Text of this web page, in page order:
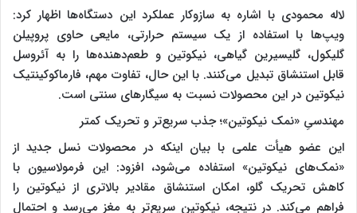
لاله محمودی با اشاره به سازوکار عملکرد این دستگاه‌ها اظهار کرد:
ویپ‌ها با استفاده از یک سیستم حرارتی، مایعی حاوی پروپیلن
گلیکول، گلیسیرین گیاهی، نیکوتین و طعم‌دهنده‌ها را به آئروسل
قابل استنشاق تبدیل می‌کنند. با این حال، تفاوت مهم، فارماکوکینتیک
نیکوتین در این محصولات نسبت به سیگارهای سنتی است.
مهندسیِ «نمک نیکوتین»؛ جذب سریع‌تر و تحریک کمتر
این عضو هیأت علمی با بیان اینکه در محصولات نسل جدید از
«نمک‌های نیکوتین» استفاده می‌شود، افزود: این فرمولاسیون با
کاهش تحریک گلو، امکان استنشاق مقادیر بالاتری از نیکوتین را
فراهم می‌کند. در نتیجه، نیکوتین سریع‌تر به مغز می‌رسد و احتمال